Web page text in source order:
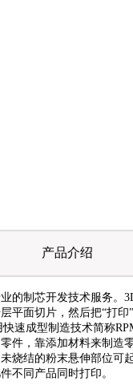
产品介绍
的制芯开发技术服务。
平面切片，然后把“打
快速成型制造技术简称
件，靠添加材料来制造
烧结的粉末悬伸部位可
不同产品同时打印。